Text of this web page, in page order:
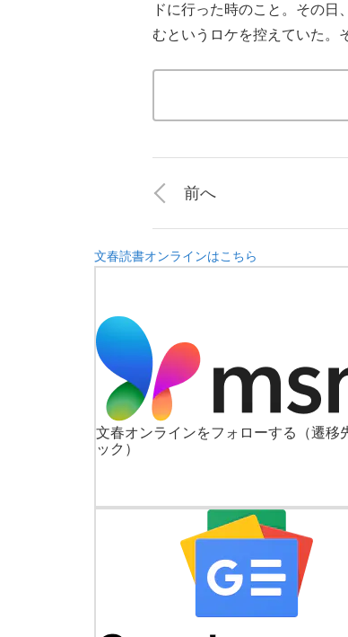
ドに行った時のこと。その日
むというロケを控えていた。
前へ
文春読書オンラインはこちら
文春オンラインをフォローする
（遷移
ック）